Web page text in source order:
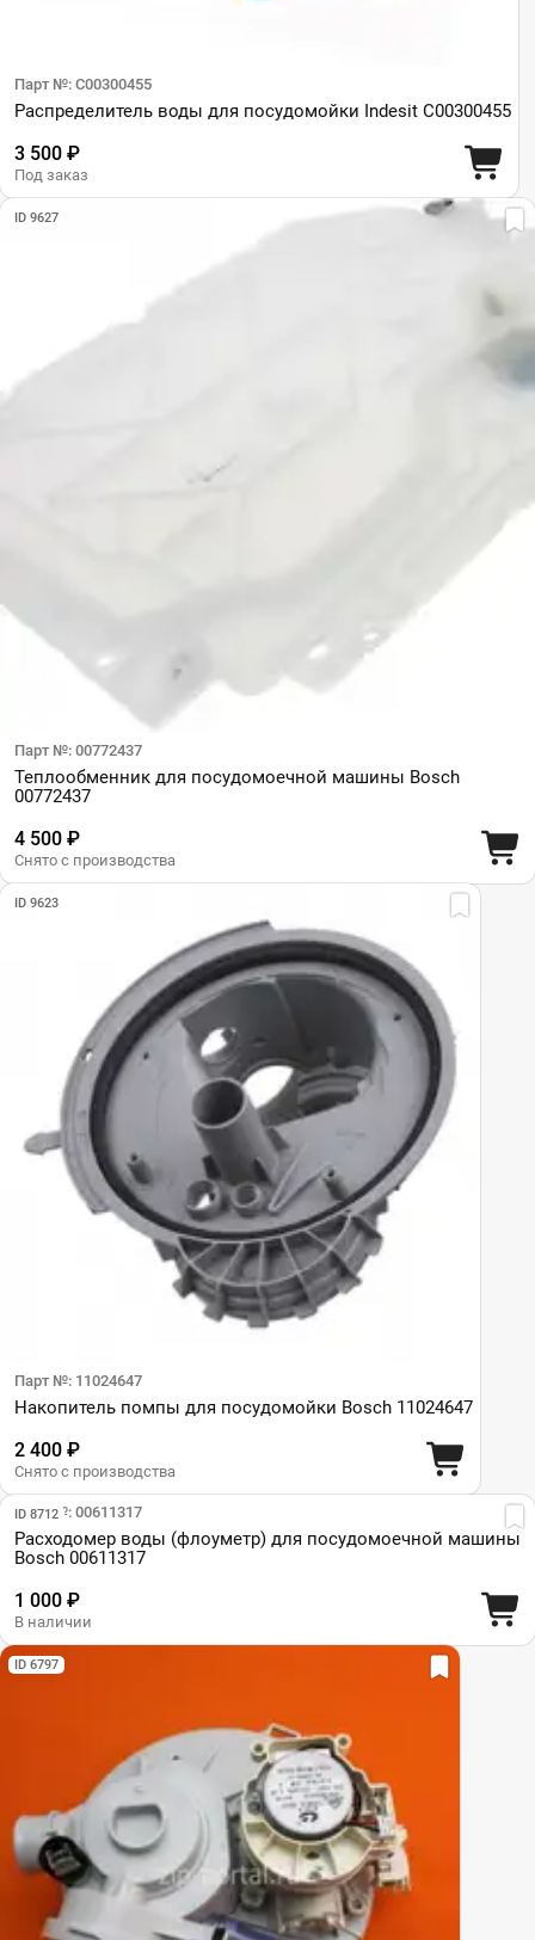
Парт №: C00300455
Распределитель воды для посудомойки Indesit C00300455
3 500 ₽
Под заказ
ID 9627
Парт №: 00772437
Теплообменник для посудомоечной машины Bosch
00772437
4 500 ₽
Снято с производства
ID 9623
Парт №: 11024647
Накопитель помпы для посудомойки Bosch 11024647
2 400 ₽
Снято с производства
ID 8712
Парт №: 00611317
Расходомер воды (флоуметр) для посудомоечной машины
Bosch 00611317
1 000 ₽
В наличии
ID 6797